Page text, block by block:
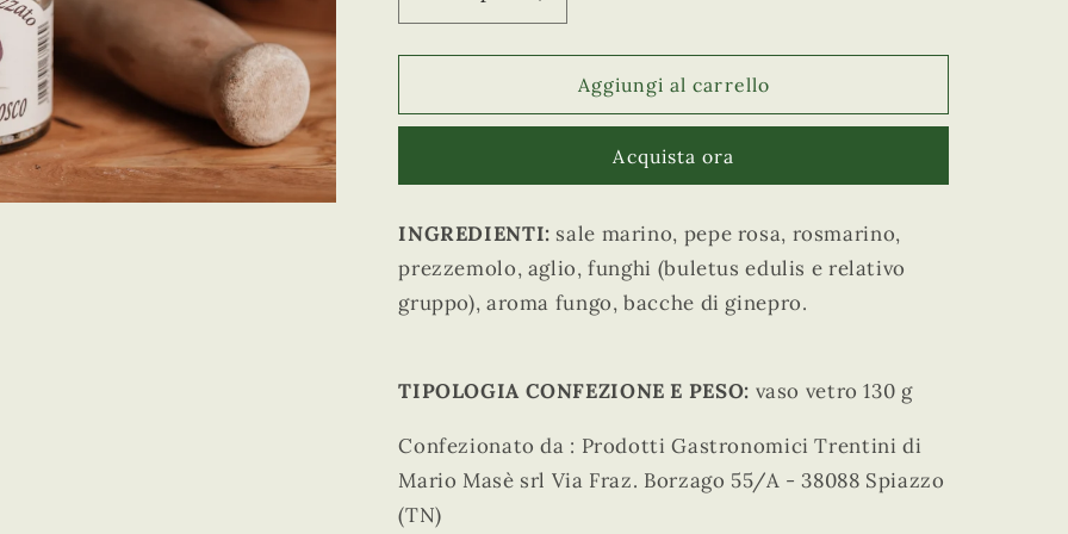
a
f
i
c
Diminuisci
quantità
per
Aromatizzato
Bosco
Aumenta
quantità
per
Sale
Aromatizzato
Bosco
Aggiungi al carrello
Acquista ora
INGREDIENTI: sale marino, pepe rosa, rosmarino,
prezzemolo, aglio, funghi (buletus edulis e relativo
gruppo), aroma fungo, bacche di ginepro.
TIPOLOGIA CONFEZIONE E PESO: vaso vetro 130 g
Confezionato da : Prodotti Gastronomici Trentini di
Mario Masè srl Via Fraz. Borzago 55/A - 38088 Spiazzo
(TN)